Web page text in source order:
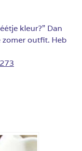
kleur?” Dan
outfit. Heb